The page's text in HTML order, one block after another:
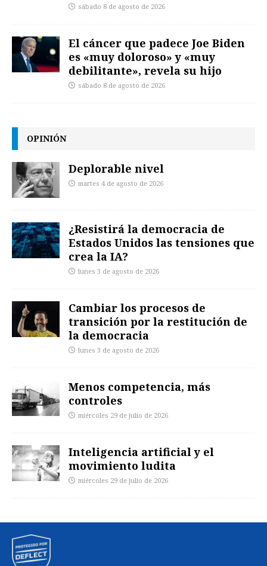
sábado 8 de agosto de 2026
El cáncer que padece Joe Biden
es «muy doloroso» y «muy
debilitante», revela su hijo
sábado 8 de agosto de 2026
OPINIÓN
Deplorable nivel
martes 4 de agosto de 2026
¿Resistirá la democracia de
Estados Unidos las tensiones que
crea la IA?
lunes 3 de agosto de 2026
Cambiar los procesos de
transición por la restitución de
la democracia
lunes 3 de agosto de 2026
Menos competencia, más
controles
miércoles 29 de julio de 2026
Inteligencia artificial y el
movimiento ludita
miércoles 29 de julio de 2026